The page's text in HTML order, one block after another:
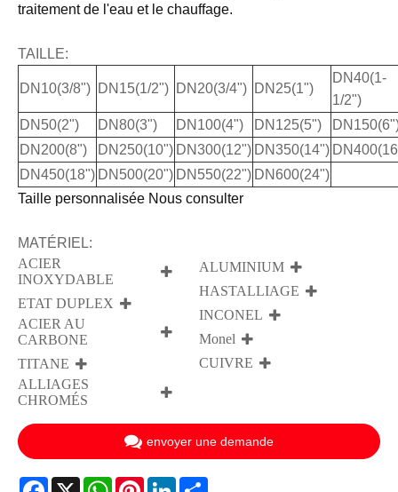
traitement de l'eau et le chauffage.
TAILLE:
DN10(3/8") DN15(1/2") DN20(3/4") DN25(1")
DN40(1-
1/2")
DN50(2")
DN80(3") DN100(4") DN125(5")
DN200(8")
DN250(10") DN300(12") DN350(14")
DN450(18") DN500(20") DN550(22") DN600(24")
Taille personnalisée Nous consulter
MATÉRIEL:
ACIER
INOXYDABLE
ETAT DUPLEX
ACIER AU
CARBONE
TITANE
ALLIAGES
CHROMÉS
ALUMINIUM
HASTALLIAGE
INCONEL
Monel
CUIVRE
envoyer une demande
Facebook
X WhatsApp
PinterestLinkedIn